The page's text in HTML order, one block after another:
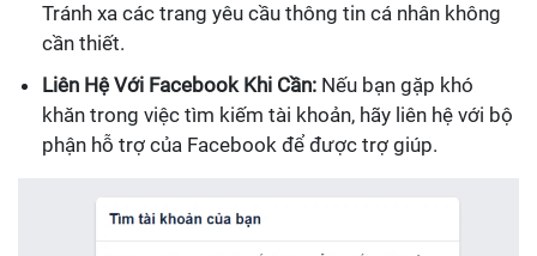
Tránh xa các trang yêu cầu thông tin cá nhân không
cần thiết.
Liên Hệ Với Facebook Khi Cần: Nếu bạn gặp khó
khăn trong việc tìm kiếm tài khoản, hãy liên hệ với bộ
phận hỗ trợ của Facebook để được trợ giúp.